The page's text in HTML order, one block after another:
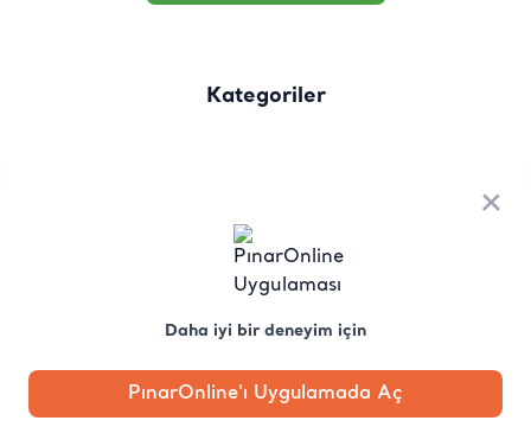
×
Daha iyi bir deneyim için
PınarOnline'ı Uygulamada Aç
Kategoriler